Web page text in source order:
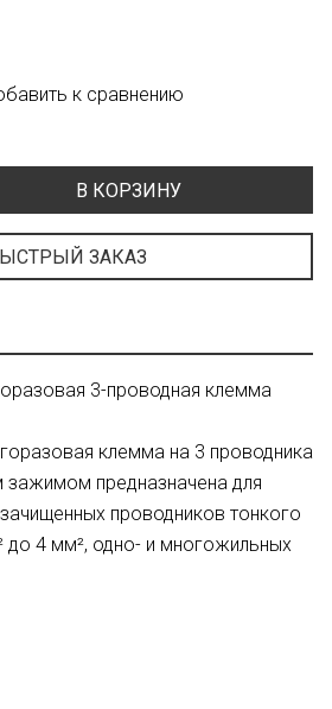
к сравнению
В КОРЗИНУ
ЗАКАЗ
3-проводная клемма
клемма на 3 проводника
предназначена для
проводников тонкого
до 4 мм², одно- и многожильных